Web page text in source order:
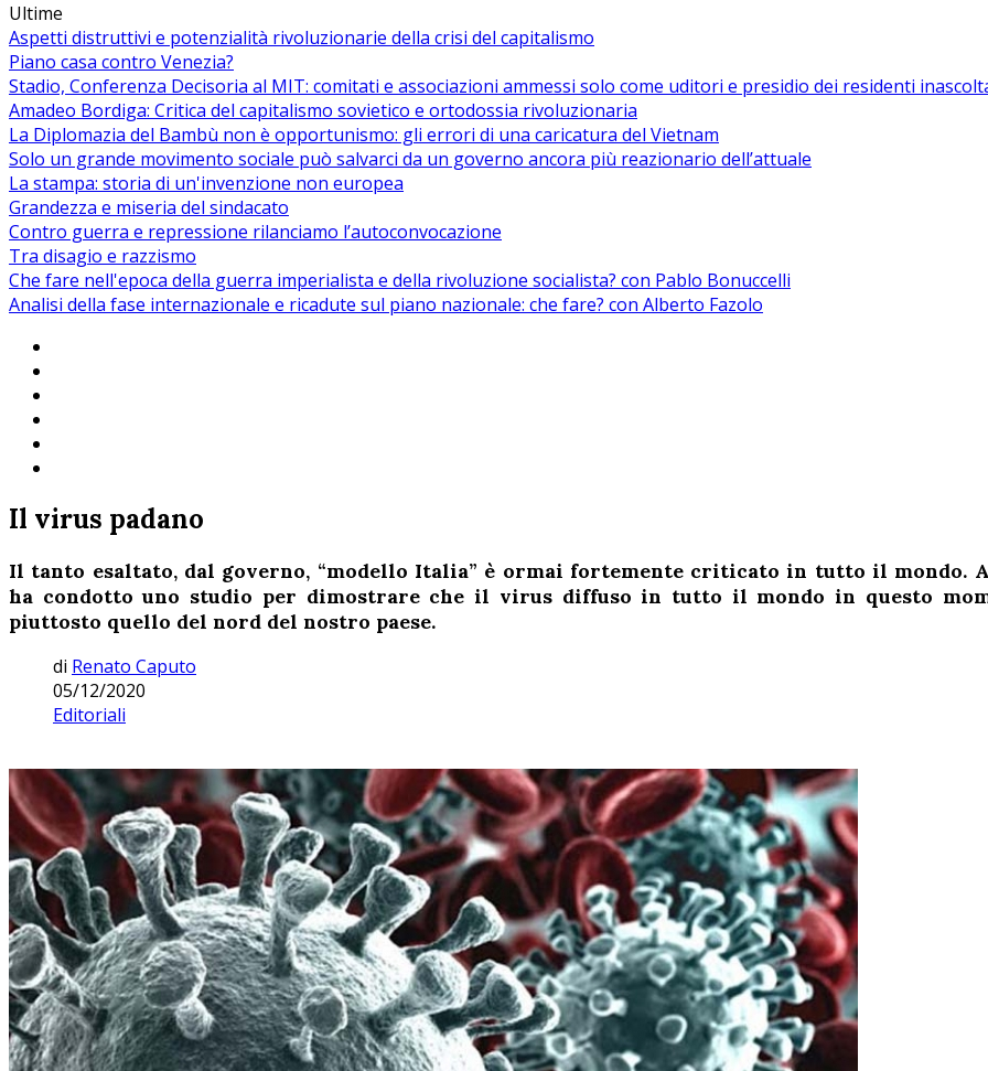
Ultime
Aspetti distruttivi e potenzialità rivoluzionarie della crisi del capitalismo
Piano casa contro Venezia?
Stadio, Conferenza Decisoria al MIT: comitati e associazioni ammessi solo come uditori e presidio dei residenti
Amadeo Bordiga: Critica del capitalismo sovietico e ortodossia rivoluzionaria
La Diplomazia del Bambù non è opportunismo: gli errori di una caricatura del Vietnam
Solo un grande movimento sociale può salvarci da un governo ancora più reazionario dell’attuale
La stampa: storia di un'invenzione non europea
Grandezza e miseria del sindacato
Contro guerra e repressione rilanciamo l’autoconvocazione
Tra disagio e razzismo
Che fare nell'epoca della guerra imperialista e della rivoluzione socialista? con Pablo Bonuccelli
Analisi della fase internazionale e ricadute sul piano nazionale: che fare? con Alberto Fazolo
Il virus padano
Il tanto esaltato, dal governo, “modello Italia” è ormai fortemente criticato in tutto il mondo.
ha condotto uno studio per dimostrare che il virus diffuso in tutto il mondo in questo
piuttosto quello del nord del nostro paese.
di Renato Caputo
05/12/2020
Editoriali